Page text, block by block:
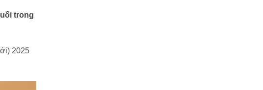
trong
2025